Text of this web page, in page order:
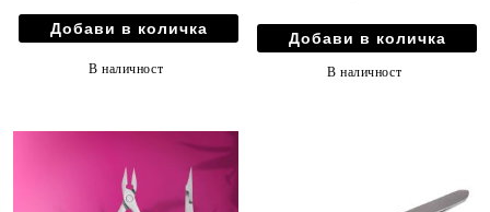
В наличност В наличност